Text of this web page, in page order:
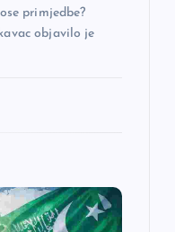
primjedbe?
objavilo je